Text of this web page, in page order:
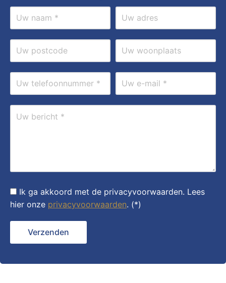
Ik ga akkoord met de privacyvoorwaarden. Lees
hier onze privacyvoorwaarden. (*)